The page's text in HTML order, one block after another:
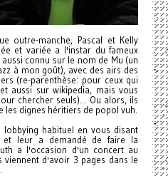
outre-manche, Pascal et Kelly
et variée a l'instar du fameux
connu sur le nom de Mu (un
à mon goût), avec des airs des
(re-parenthèse: pour ceux qui
aussi sur wikipedia, mais vous
chercher seuls)... Ou alors, ils
dignes héritiers de popol vuh.
habituel en vous disant
et leur a demandé de faire la
a l'occasion d'un concert au
d'avoir 3 pages dans le